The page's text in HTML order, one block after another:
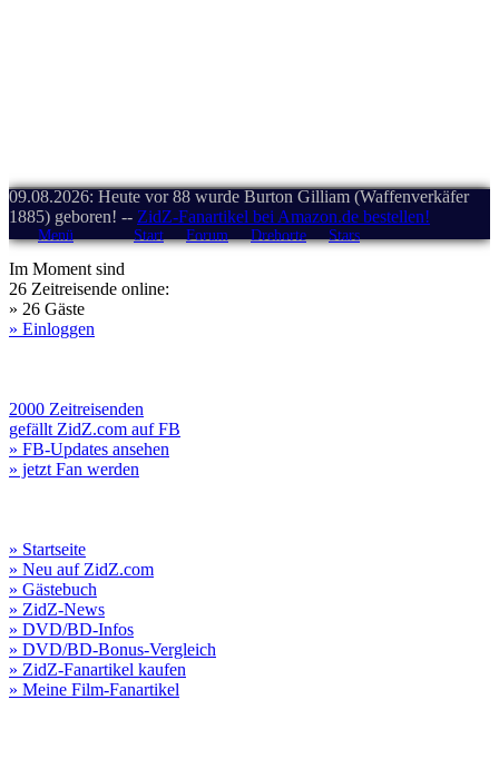
09.08.2026: Heute vor 88 wurde Burton Gilliam (Waffenverkäfer
1885) geboren! -- ZidZ-Fanartikel bei Amazon.de bestellen!
Menü Start Forum Drehorte Stars
Im Moment sind
26 Zeitreisende online:
» 26 Gäste
» Einloggen
2000 Zeitreisenden
gefällt ZidZ.com auf FB
» FB-Updates ansehen
» jetzt Fan werden
» Startseite
» Neu auf ZidZ.com
» Gästebuch
» ZidZ-News
» DVD/BD-Infos
» DVD/BD-Bonus-Vergleich
» ZidZ-Fanartikel kaufen
» Meine Film-Fanartikel